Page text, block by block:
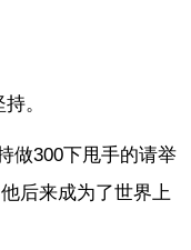
。
做300下甩手的请举
后来成为了世界上